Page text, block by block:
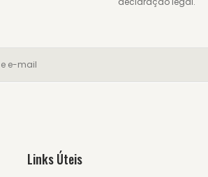
Links Úteis